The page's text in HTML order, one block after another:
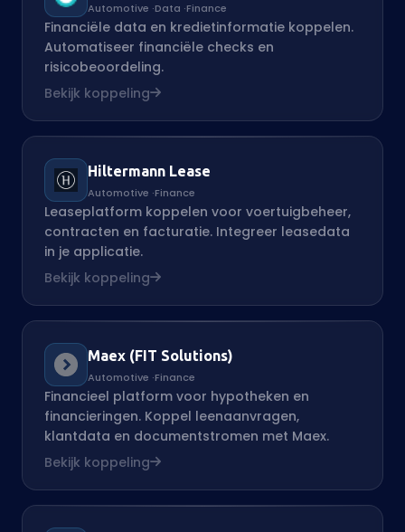
Automotive ·Data ·Finance
Financiële data en kredietinformatie koppelen.
Automatiseer financiële checks en
risicobeoordeling.
Bekijk koppeling
Hiltermann Lease
Automotive ·Finance
Leaseplatform koppelen voor voertuigbeheer,
contracten en facturatie. Integreer leasedata
in je applicatie.
Bekijk koppeling
Maex (FIT Solutions)
Automotive ·Finance
Financieel platform voor hypotheken en
financieringen. Koppel leenaanvragen,
klantdata en documentstromen met Maex.
Bekijk koppeling